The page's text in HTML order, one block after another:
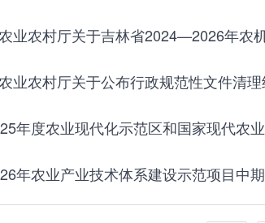
业农村厅关于吉林省2024—2026年农
业农村厅关于公布行政规范性文件清
年度农业现代化示范区和国家现代农
年农业产业技术体系建设示范项目中